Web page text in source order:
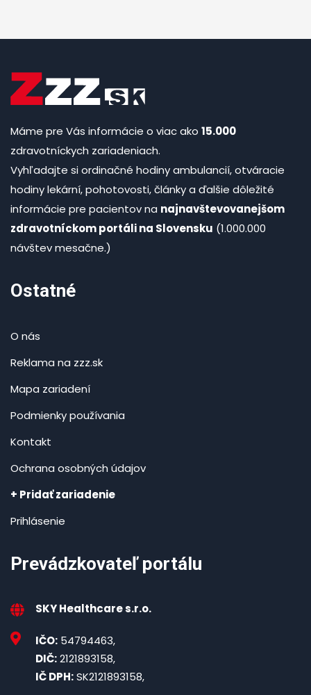
Máme pre Vás informácie o viac ako 15.000
zdravotníckych zariadeniach.
Vyhľadajte si ordinačné hodiny ambulancií, otváracie
hodiny lekární, pohotovosti, články a ďalšie dôležité
informácie pre pacientov na najnavštevovanejšom
zdravotníckom portáli na Slovensku (1.000.000
návštev mesačne.)
Ostatné
O nás
Reklama na zzz.sk
Mapa zariadení
Podmienky používania
Kontakt
Ochrana osobných údajov
+ Pridať zariadenie
Prihlásenie
Prevádzkovateľ portálu
SKY Healthcare s.r.o.
IČO: 54794463,
DIČ:2121893158,
IČ DPH:SK2121893158,